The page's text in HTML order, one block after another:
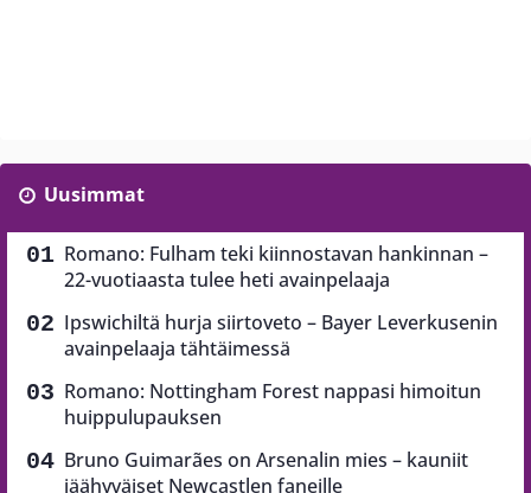
Uusimmat
Romano: Fulham teki kiinnostavan hankinnan –
22-vuotiaasta tulee heti avainpelaaja
Ipswichiltä hurja siirtoveto – Bayer Leverkusenin
avainpelaaja tähtäimessä
Romano: Nottingham Forest nappasi himoitun
huippulupauksen
Bruno Guimarães on Arsenalin mies – kauniit
jäähyväiset Newcastlen faneille